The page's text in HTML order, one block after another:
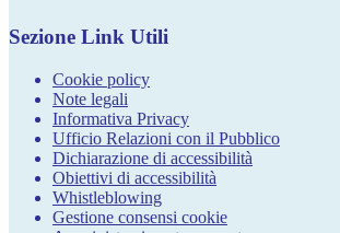
Sezione Link Utili
Cookie policy
Note legali
Informativa Privacy
Ufficio Relazioni con il Pubblico
Dichiarazione di accessibilità
Obiettivi di accessibilità
Whistleblowing
Gestione consensi cookie